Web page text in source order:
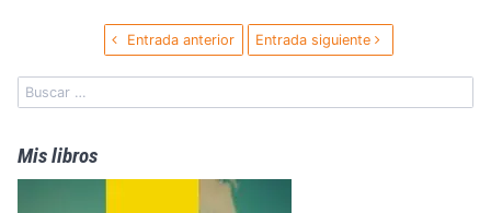
Entrada anterior Entrada siguiente
Mis libros